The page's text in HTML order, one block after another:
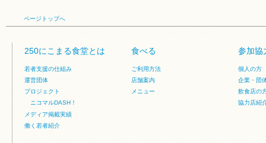
ページトップへ
250にこまる食堂とは
若者支援の仕組み
運営団体
プロジェクト
ニコマルDASH！
メディア掲載実績
働く若者紹介
食べる
ご利用方法
店舗案内
メニュー
参加協
個人の方
企業・団
飲食店の
協力店紹